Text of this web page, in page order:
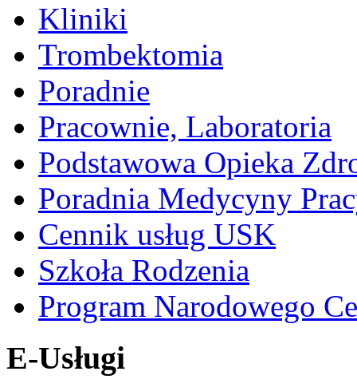
Kliniki
Trombektomia
Poradnie
Pracownie, Laboratoria
Podstawowa Opieka
Poradnia Medycyny
Cennik usług USK
Szkoła Rodzenia
Program Narodowego
E-Usługi